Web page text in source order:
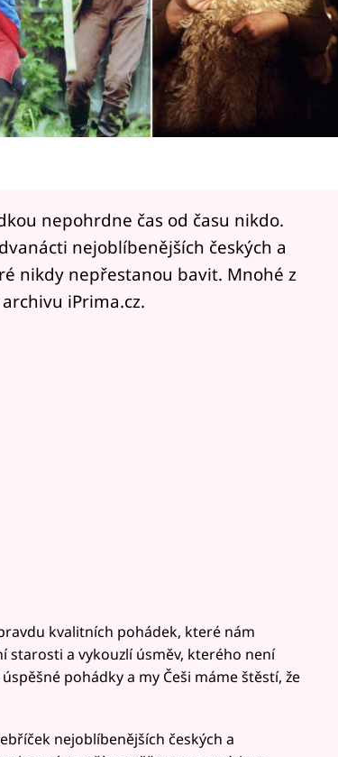
nepohrdne čas od času nikdo.
nejoblíbenějších českých a
nikdy nepřestanou bavit. Mnohé z
iPrima.cz.
kvalitních pohádek, které nám
a vykouzlí úsměv, kterého není
pohádky a my Češi máme štěstí, že
nejoblíbenějších českých a